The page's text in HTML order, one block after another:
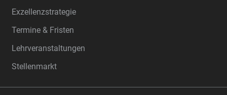
Exzellenzstrategie
Termine & Fristen
Lehrveranstaltungen
Stellenmarkt